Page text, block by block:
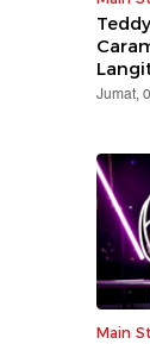
Jumat,
Main